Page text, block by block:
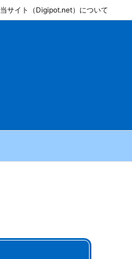
当サイト（Digipot.net）について